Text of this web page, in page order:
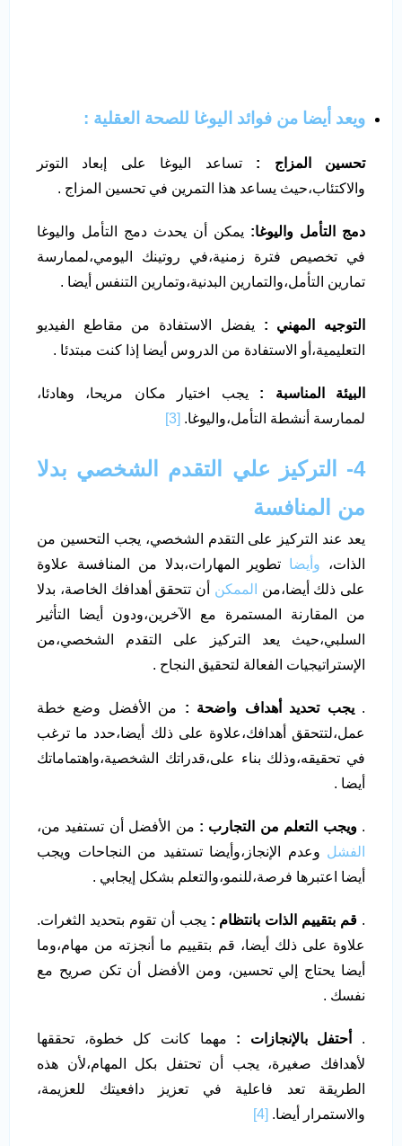
ويعد أيضا من فوائد اليوغا للصحة العقلية :
تحسين المزاج : تساعد اليوغا على إبعاد التوتر
والاكتئاب،حيث يساعد هذا التمرين في تحسين المزاج .
دمج التأمل واليوغا: يمكن أن يحدث دمج التأمل واليوغا
في تخصيص فترة زمنية،في روتينك اليومي،لممارسة
تمارين التأمل،والتمارين البدنية،وتمارين التنفس أيضا .
التوجيه المهني : يفضل الاستفادة من مقاطع الفيديو
التعليمية،أو الاستفادة من الدروس أيضا إذا كنت مبتدئا .
البيئة المناسبة : يجب اختيار مكان مريحا، وهادئا،
لممارسة أنشطة التأمل،واليوغا. [3]
4- التركيز علي التقدم الشخصي بدلا
من المنافسة
يعد عند التركيز على التقدم الشخصي، يجب التحسين من
الذات، وأيضا تطوير المهارات،بدلا من المنافسة علاوة
على ذلك أيضا،من
الممكن أن تتحقق أهدافك الخاصة، بدلا
من المقارنة المستمرة مع الآخرين،ودون أيضا التأثير
السلبي،حيث يعد التركيز على التقدم الشخصي،من
الإستراتيجيات الفعالة لتحقيق النجاح .
.يجب تحديد أهداف واضحة : من الأفضل وضع خطة
عمل،لتتحقق أهدافك،علاوة على ذلك أيضا،حدد ما ترغب
في تحقيقه،وذلك بناء على،قدراتك الشخصية،واهتماماتك
أيضا .
.ويجب التعلم من التجارب : من الأفضل أن تستفيد من،
الفشل وعدم الإنجاز،وأيضا تستفيد من النجاحات ويجب
أيضا اعتبرها فرصة،للنمو،والتعلم بشكل إيجابي .
. قم بتقييم الذات بانتظام : يجب أن تقوم بتحديد الثغرات.
علاوة على ذلك أيضا، قم بتقييم ما أنجزته من مهام،وما
أيضا يحتاج إلي تحسين، ومن الأفضل أن تكن صريح مع
نفسك .
. أحتفل بالإنجازات : مهما كانت كل خطوة، تحققها
لأهدافك صغيرة، يجب أن تحتفل بكل المهام،لأن هذه
الطريقة تعد فاعلية في تعزيز دافعيتك للعزيمة،
والاستمرار أيضا. [4]